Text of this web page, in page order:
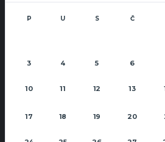
P U S Č
3 4 5 6
10 11 12 13
17 18 19 20